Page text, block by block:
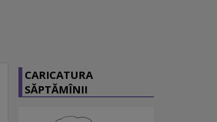
CARICATURA
SĂPTĂMÎNII